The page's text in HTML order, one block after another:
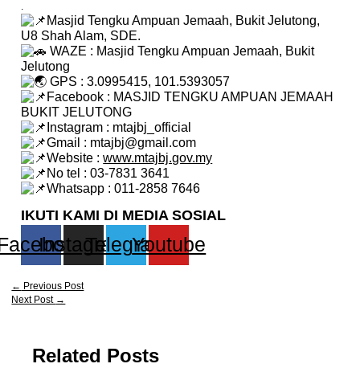
.
Masjid Tengku Ampuan Jemaah, Bukit Jelutong,
U8 Shah Alam, SDE.
WAZE : Masjid Tengku Ampuan Jemaah, Bukit
Jelutong
GPS : 3.0995415, 101.5393057
Facebook : MASJID TENGKU AMPUAN JEMAAH
BUKIT JELUTONG
Instagram : mtajbj_official
Gmail : mtajbj@gmail.com
Website :www.mtajbj.gov.my
No tel : 03-7831 3641
Whatsapp : 011-2858 7646
IKUTI KAMI DI MEDIA SOSIAL
Instagram
TelegramYoutube
← Previous Post
Next Post →
Related Posts